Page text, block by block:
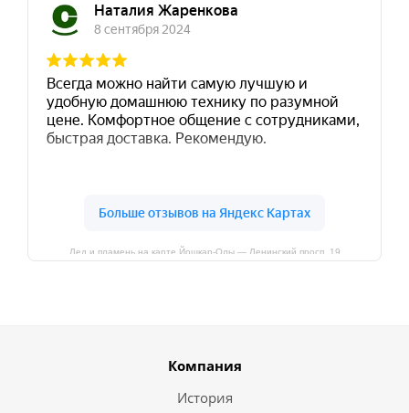
Лед и пламень на карте Йошкар‑Олы — Ленинский просп.,19
Компания
История